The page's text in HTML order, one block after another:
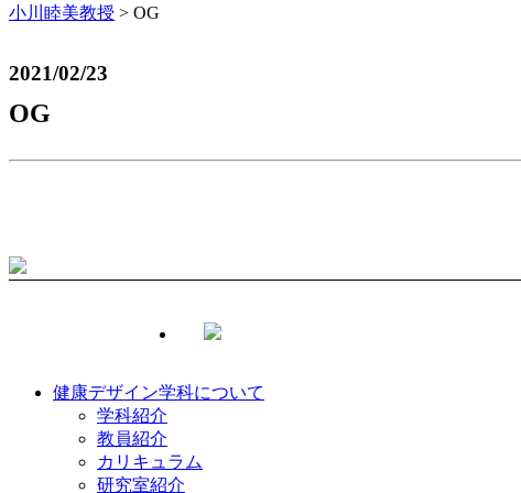
小川睦美教授 > OG
2021/02/23
OG
健康デザイン学科について
学科紹介
教員紹介
カリキュラム
研究室紹介